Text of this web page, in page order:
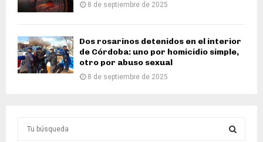
8 de septiembre de 2025
Dos rosarinos detenidos en el interior
de Córdoba: uno por homicidio simple,
otro por abuso sexual
8 de septiembre de 2025